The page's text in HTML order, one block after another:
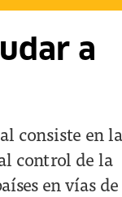
a
consiste en la
control de la
en vías de